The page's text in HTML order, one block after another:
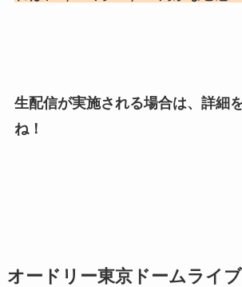
生配信が実施される場合は、詳細
ね！
オードリー東京ドームライ